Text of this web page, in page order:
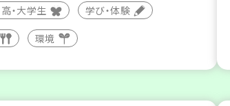
高・大学生 学び・体験
環境